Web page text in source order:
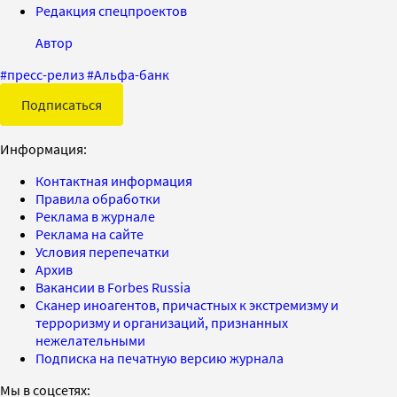
Редакция спецпроектов
Автор
#пресс-релиз#Альфа-­банк
Подписаться
Информация:
Контактная информация
Правила обработки
Реклама в журнале
Реклама на сайте
Условия перепечатки
Архив
Вакансии в Forbes Russia
Сканер иноагентов, причастных к экстремизму и
терроризму и организаций, признанных
нежелательными
Подписка на печатную версию журнала
Мы в соцсетях: